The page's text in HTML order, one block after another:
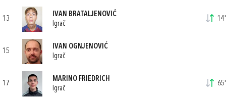
13
IVAN BRATALJENOVIĆ
Igrač
14'
15
IVAN OGNJENOVIĆ
Igrač
17
MARINO FRIEDRICH
Igrač
65'